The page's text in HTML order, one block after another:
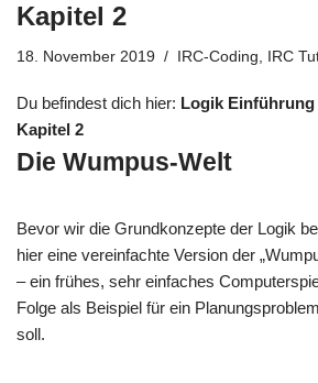
Kapitel 2
18. November 2019 IRC-Coding, IRC
Du befindest dich hier: Logik Einführung
Kapitel 2
Die Wumpus-Welt
Bevor wir die Grundkonzepte der Logik
hier eine vereinfachte Version der
– ein frühes, sehr einfaches
Folge als Beispiel für ein
soll.